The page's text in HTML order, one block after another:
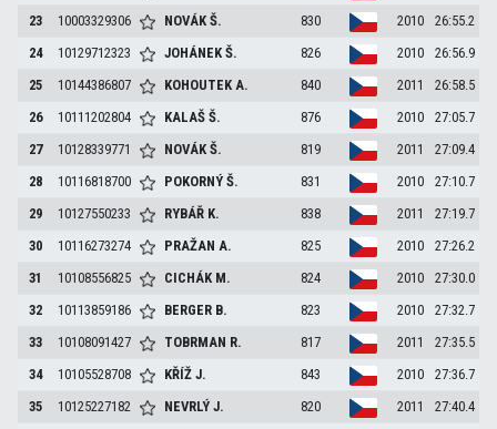
23
10003329306 NOVÁKŠ. 830 2010
26:55.2
24
10129712323 JOHÁNEKŠ. 826 2010
26:56.9
25
10144386807 KOHOUTEKA. 840 2011
26:58.5
26
10111202804 KALAŠŠ. 876 2010
27:05.7
27
10128339771 NOVÁKŠ. 819 2011
27:09.4
28
10116818700 POKORNÝŠ. 831 2010
27:10.7
29
10127550233 RYBÁŘ K. 838 2011
27:19.7
30
10116273274 PRAŽANA. 825 2010
27:26.2
31
10108556825 CICHÁK M. 824 2010
27:30.0
32
10113859186 BERGER B. 823 2010
27:32.7
33
10108091427 TOBRMAN R. 817 2011
27:35.5
34
10105528708 KŘÍŽJ. 843 2010
27:36.7
35
10125227182 NEVRLÝJ. 820 2011
27:40.4